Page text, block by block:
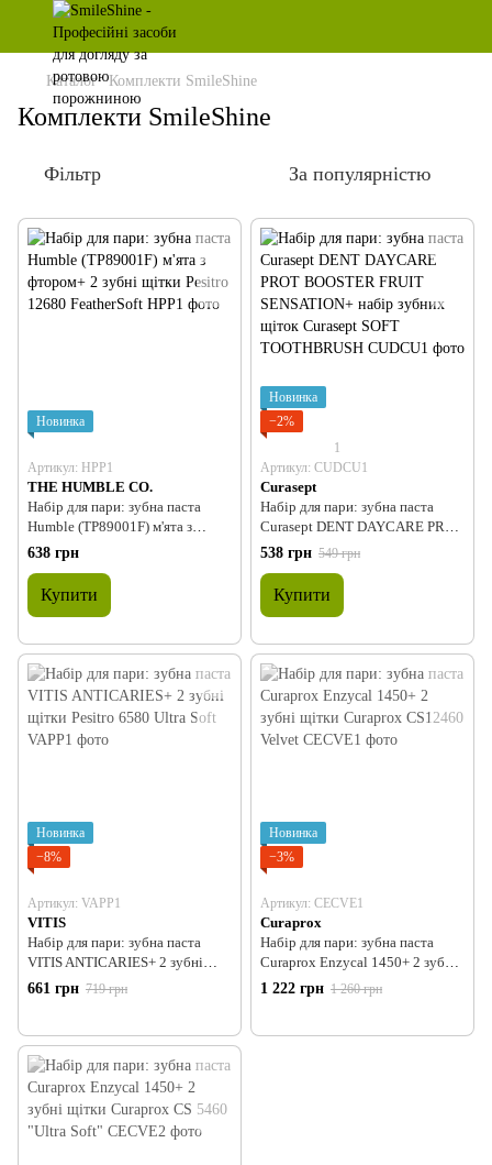
Каталог Комплекти SmileShine
Комплекти SmileShine
Фільтр За популярністю
Новинка
Артикул: HPP1
THE HUMBLE CO.
Набір для пари: зубна паста
Humble (TP89001F) м'ята з
фтором+ 2 зубні щітки Pesitro
12680 FeatherSoft
638 грн
Купити
Новинка
−2%
1
Артикул: CUDCU1
Curasept
Набір для пари: зубна паста
Curasept DENT DAYCARE PROT
BOOSTER FRUIT SENSATION+
набір зубних щіток Curasept
SOFT TOOTHBRUSH
538 грн 549 грн
Купити
Новинка
−8%
Артикул: VAPP1
VITIS
Набір для пари: зубна паста
VITIS ANTICARIES+ 2 зубні
щітки Pesitro 6580 Ultra Soft
661 грн 719 грн
Новинка
−3%
Артикул: CECVE1
Curaprox
Набір для пари: зубна паста
Curaprox Enzycal 1450+ 2 зубні
щітки Curaprox CS12460 Velvet
1 222 грн 1 260 грн